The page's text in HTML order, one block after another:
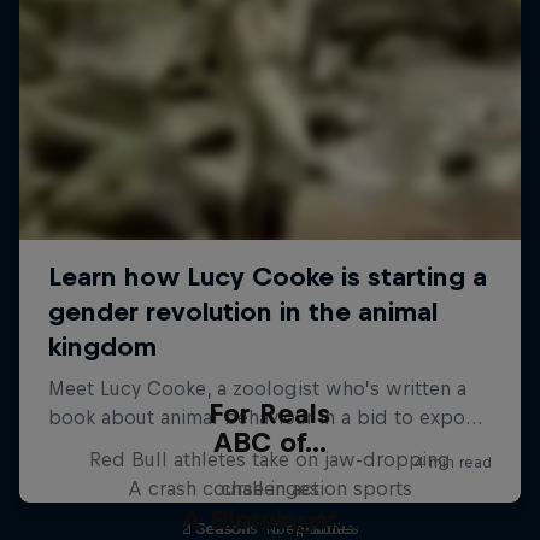
For Reals
Red Bull athletes take on jaw-dropping
challenges
1 Season · 10 episodes
ABC of...
A crash course in action sports
2 Seasons · 16 episodes
Slowings
A History of...